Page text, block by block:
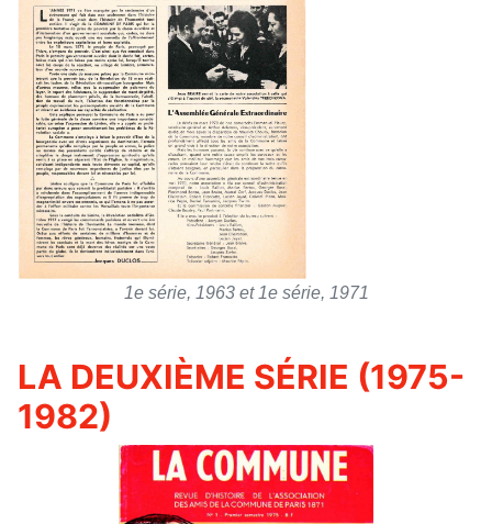
1e série, 1963 et 1e série, 1971
LA DEUXIÈME SÉRIE (1975-
1982)